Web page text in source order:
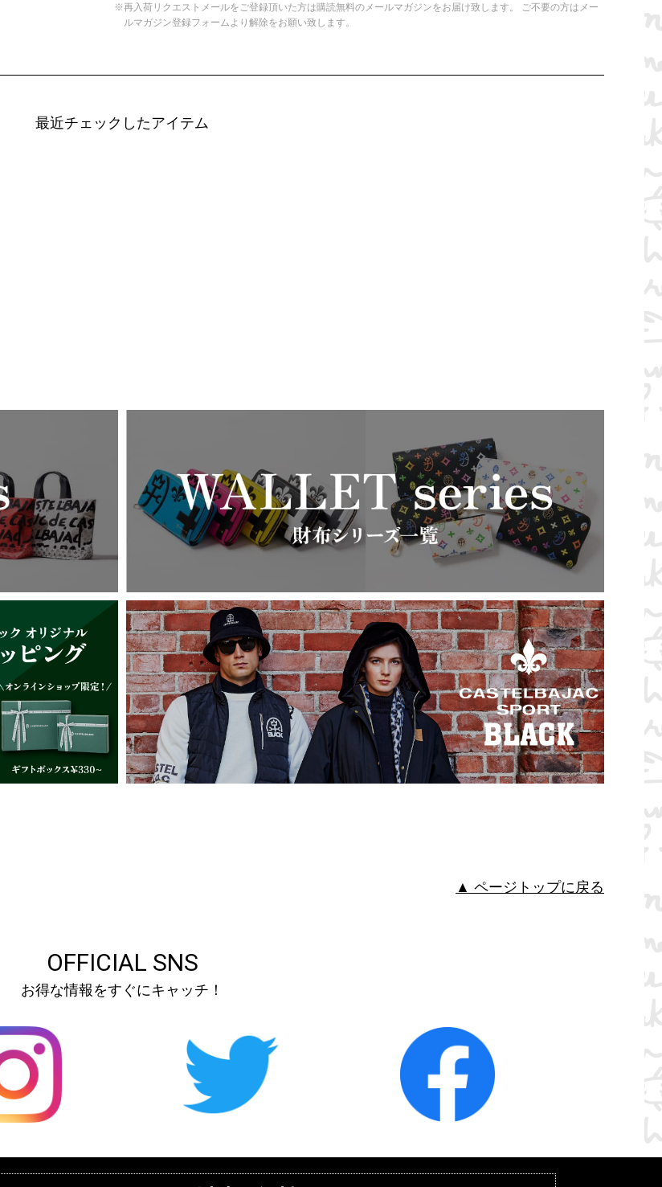
※再入荷リクエストメールをご登録頂いた方は購読無料のメールマガジンをお届け致します。 ご不要の方はメー
ルマガジン登録フォームより解除をお願い致します。
最近チェックしたアイテム
▲ ページトップに戻る
OFFICIAL SNS
お得な情報をすぐにキャッチ！